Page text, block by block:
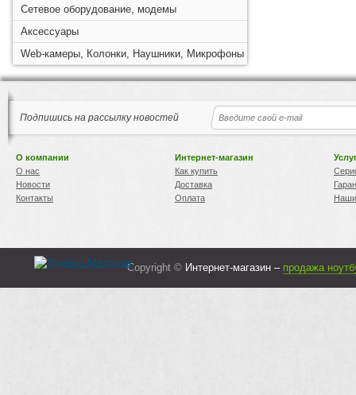
Сетевое оборудование, модемы
Аксессуары
Web-камеры, Колонки, Наушники, Микрофоны
Подпишись на рассылку новостей
О компании
О нас
Новости
Контакты
Интернет-магазин
Как купить
Доставка
Оплата
Copyright © Интернет-магазин – продажа